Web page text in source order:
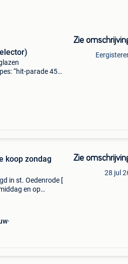
“hit-parade 45
Zie
in st. Oedenrode [
en op
Zie
28 jul